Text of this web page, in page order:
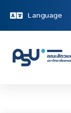
Language